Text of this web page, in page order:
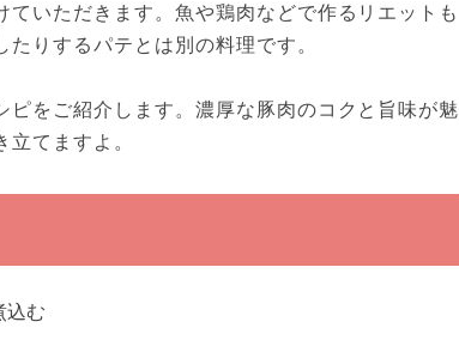
いただきます。魚や鶏肉などで作るリエットも
りするパテとは別の料理です。
をご紹介します。濃厚な豚肉のコクと旨味が魅
てますよ。
込む